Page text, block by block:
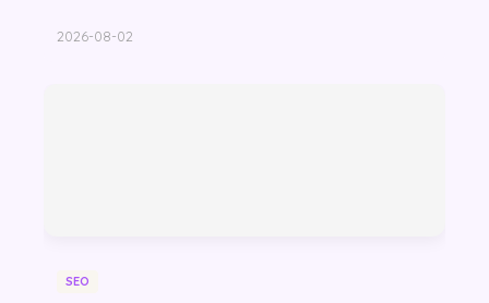
2026-08-02
SEO